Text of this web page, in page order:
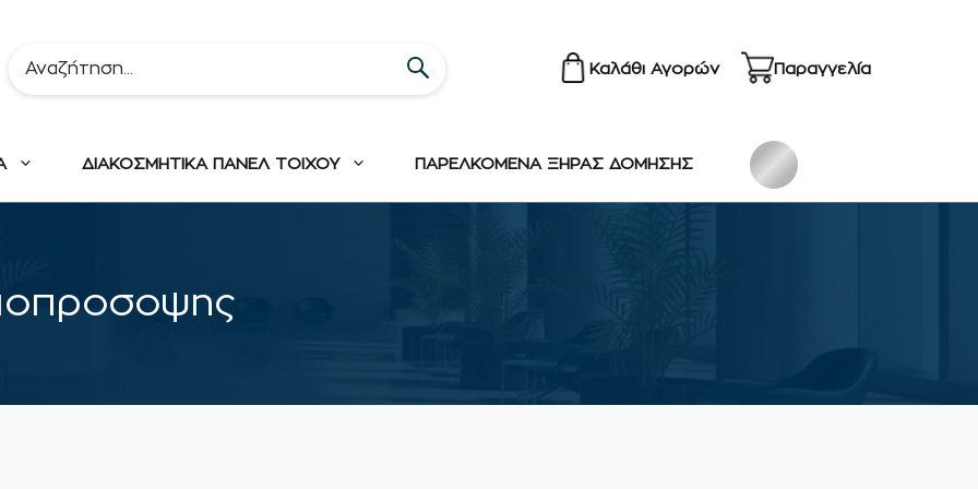
Καλάθι Αγορών Παραγγελία
ΔΙΑΚΟΣΜΗΤΙΚΑ ΠΑΝΕΛ ΤΟΙΧΟΥ ΠΑΡΕΛΚΟΜΕΝΑ ΞΗΡΑΣ ΔΟΜΗΣΗΣ